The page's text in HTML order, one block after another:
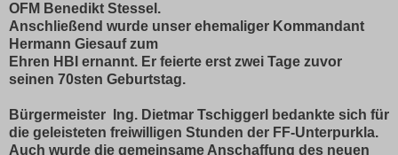
OFM Benedikt Stessel.
Anschließend wurde unser ehemaliger Kommandant
Hermann Giesauf zum
Ehren HBI ernannt. Er feierte erst zwei Tage zuvor
seinen 70sten Geburtstag.
Bürgermeister Ing. Dietmar Tschiggerl bedankte sich für
die geleisteten freiwilligen Stunden der FF-Unterpurkla.
Auch wurde die gemeinsame Anschaffung des neuen